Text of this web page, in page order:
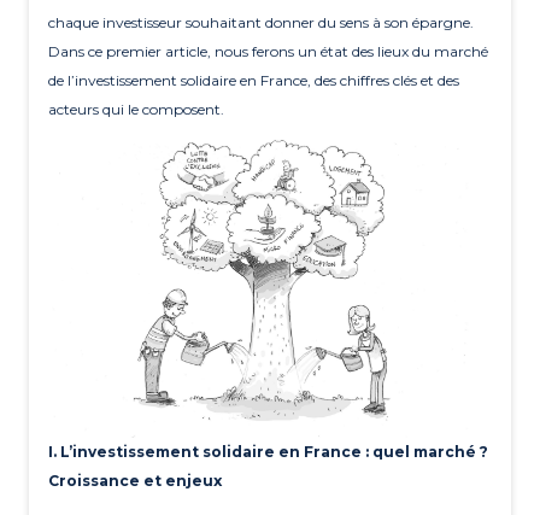
chaque investisseur souhaitant donner du sens à son épargne.
Dans ce premier article, nous ferons un état des lieux du marché
de l’investissement solidaire en France, des chiffres clés et des
acteurs qui le composent.
I. L’investissement solidaire en France : quel marché ?
Croissance et enjeux